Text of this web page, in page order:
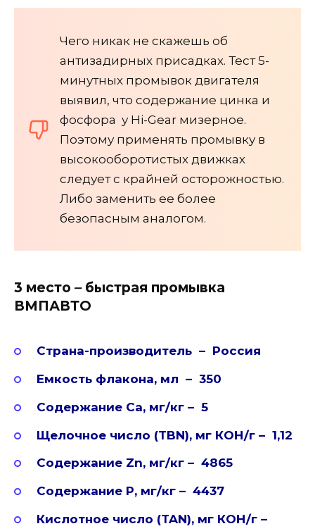
Чего никак не скажешь об
антизадирных присадках. Тест 5-
минутных промывок двигателя
выявил, что содержание цинка и
фосфора у Hi-Gear мизерное.
Поэтому применять промывку в
высокооборотистых движках
следует с крайней осторожностью.
Либо заменить ее более
безопасным аналогом.
3 место – быстрая промывка
ВМПАВТО
Страна-производитель – Россия
Емкость флакона, мл – 350
Содержание Ca, мг/кг – 5
Щелочное число (TBN), мг КОН/г – 1,12
Содержание Zn, мг/кг – 4865
Содержание P, мг/кг – 4437
Кислотное число (TAN), мг КОН/г –